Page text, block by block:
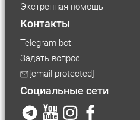
Размер шрифта
Маленький
Средний
Большой
Экстренная помощь
Контакты
Telegram bot
Задать вопрос
[email protected]
Социальные сети